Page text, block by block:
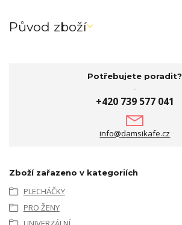
Původ zboží
Potřebujete poradit?
+420 739 577 041
info@damsikafe.cz
Zboží zařazeno v kategoriích
PLECHÁČKY
PRO ŽENY